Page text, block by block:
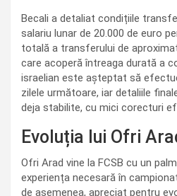
Becali a detaliat condițiile
salariu lunar de 20.000 de euro
totală a transferului de
care acoperă întreaga durată a
israelian este așteptat să
zilele următoare, iar detaliile
deja stabilite, cu mici corecturi
Evoluția lui Ofri
Ofri Arad vine la FCSB cu un
experiența necesară în
de asemenea, apreciat pentru